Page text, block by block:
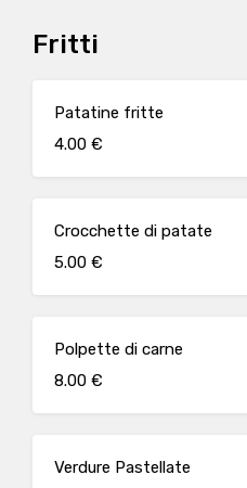
Fritti
Patatine fritte
4.00 €
Crocchette di patate
5.00 €
Polpette di carne
8.00 €
Verdure Pastellate